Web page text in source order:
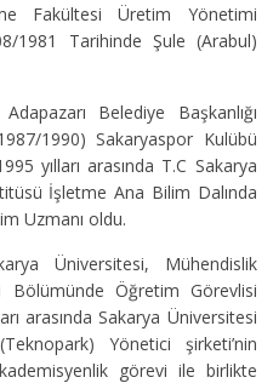
Fakültesi Üretim Yönetimi
1981 Tarihinde Şule (Arabul)
Belediye Başkanlığı
1990) Sakaryaspor Kulübü
yılları arasında T.C Sakarya
İşletme Ana Bilim Dalında
Uzmanı oldu.
Üniversitesi, Mühendislik
Bölümünde Öğretim Görevlisi
arasında Sakarya Üniversitesi
Yönetici şirketi’nin
görevi ile birlikte